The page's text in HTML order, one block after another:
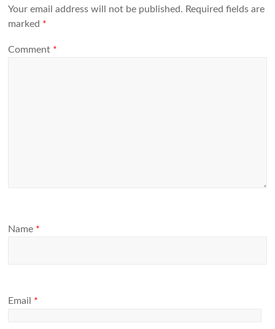
Your email address will not be published. Required fields are
marked *
Comment *
Name *
Email *